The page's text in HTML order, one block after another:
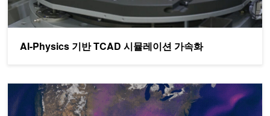
AI-Physics 기반 TCAD 시뮬레이션 가속화
슈퍼컴퓨터 없이도 수분 만에 극한 기상 예측하기